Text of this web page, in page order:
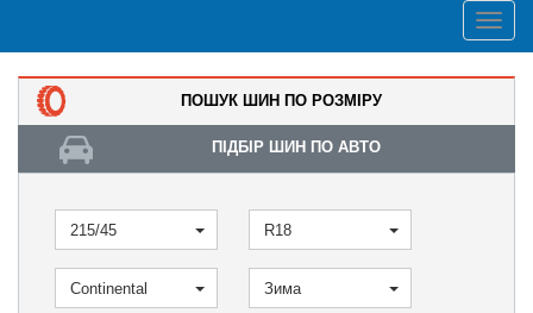
ПОШУК ШИН ПО РОЗМІРУ
ПІДБІР ШИН ПО АВТО
215/45 R18
Continental Зима